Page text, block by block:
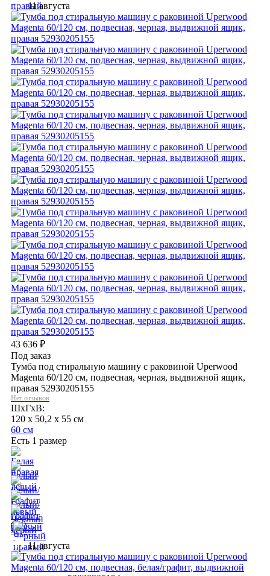
11 августа
43 636 ₽
Под заказ
Тумба под стиральную машину с раковиной Uperwood
Magenta 60/120 см, подвесная, черная, выдвижной ящик,
правая 52930205155
Нет отзывов
ШхГхВ:
120 x 50,2 x 55 см
60 см
Есть 1 размер
11 августа